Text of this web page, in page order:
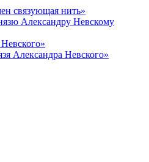
связующая нить»
Александру Невскому
Александра Невского»